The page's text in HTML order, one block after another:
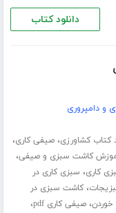
دانلود کتاب
و دامپروری
کتاب کشاورزی،صیفی کاری،
کاشت سبزی و صیفی،
کاری، سبزی کاری در
،کاشت سبزی در
،صیفی کاری pdf ،